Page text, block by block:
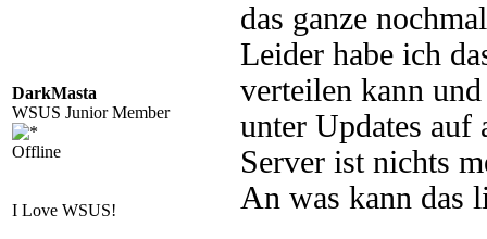
DarkMasta
WSUS Junior Member
Offline
I Love WSUS!
das ganze
Leider habe ich
verteilen kann
unter Updates auf
Server ist nichts
An was kann das